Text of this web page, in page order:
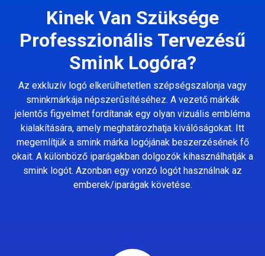
Kinek Van Szüksége
Professzionális Tervezésű
Smink Logóra?
Az exkluzív logó elkerülhetetlen szépségszalonja vagy
sminkmárkája népszerűsítéséhez. A vezető márkák
jelentős figyelmet fordítanak egy olyan vizuális embléma
kialakítására, amely meghatározhatja kiválóságokat. Itt
megemlítjük a smink márka logójának beszerzésének fő
okait. A különböző iparágakban dolgozók kihasználhatják a
smink logót. Azonban egy vonzó logót használnak az
emberek/iparágak követése.